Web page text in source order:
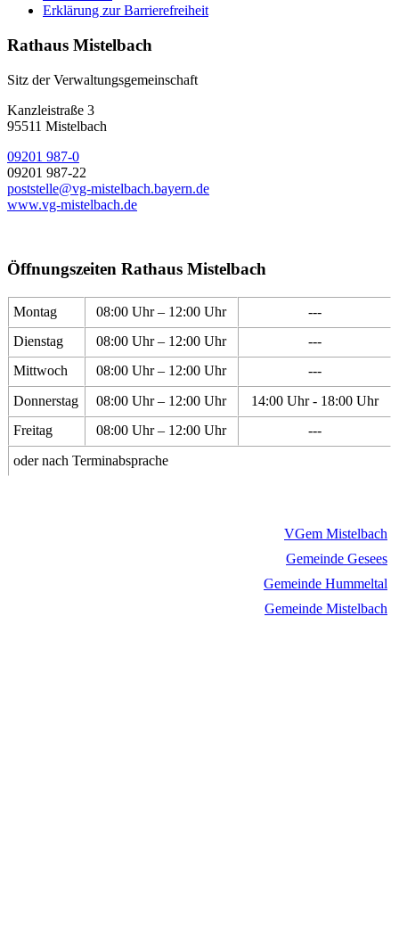
Erklärung zur Barrierefreiheit
Rathaus Mistelbach
Sitz der Verwaltungsgemeinschaft
Kanzleistraße 3
95511 Mistelbach
09201 987-0
09201 987-22
poststelle@vg-mistelbach.bayern.de
www.vg-mistelbach.de
Öffnungszeiten Rathaus Mistelbach
Montag 08:00 Uhr – 12:00 Uhr
---
Dienstag
08:00 Uhr – 12:00 Uhr
---
Mittwoch
08:00 Uhr – 12:00 Uhr
---
Donnerstag
08:00 Uhr – 12:00 Uhr
14:00 Uhr - 18:00 Uhr
Freitag
08:00 Uhr – 12:00 Uhr
---
oder nach Terminabsprache
VGem Mistelbach
Gemeinde Gesees
Gemeinde Hummeltal
Gemeinde Mistelbach